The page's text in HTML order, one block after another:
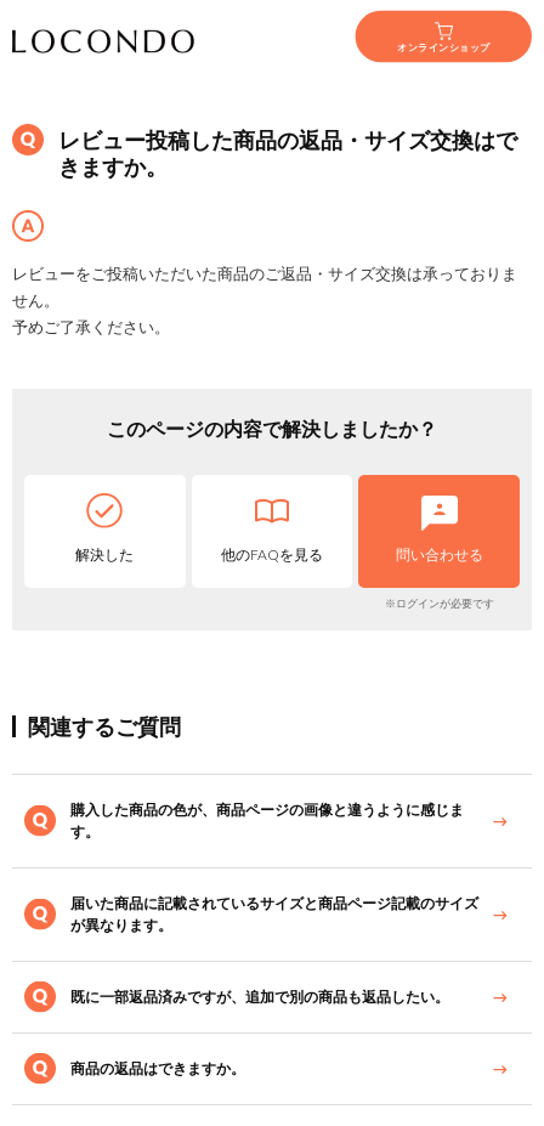
オンラインショップ
レビュー投稿した商品の返品・サイズ交換はで
きますか。
レビューをご投稿いただいた商品のご返品・サイズ交換は承っておりま
せん。
予めご了承ください。
このページの内容で解決しましたか？
解決した 他のFAQを見る 問い合わせる
※ログインが必要です
関連するご質問
購入した商品の色が、商品ページの画像と違うように感じま
す。
届いた商品に記載されているサイズと商品ページ記載のサイズ
が異なります。
既に一部返品済みですが、追加で別の商品も返品したい。
商品の返品はできますか。